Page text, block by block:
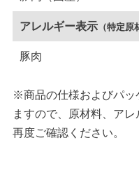
アレルギー表示 （特定
豚肉
※商品の仕様およびパッ
ますので、原材料、ア
再度ご確認ください。